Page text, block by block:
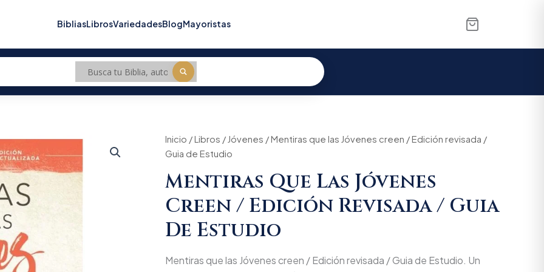
BibliasLibrosVariedadesBlogMayoristas
Inicio /Libros / Jóvenes / Mentiras que las Jóvenes creen / Edición revisada /
Guia de Estudio
Mentiras Que Las Jóvenes
Creen / Edición Revisada / Guia
De Estudio
Mentiras que las Jóvenes creen / Edición revisada / Guia de Estudio. Un
Original
was:
$55.900.
Current
is:
$53.105.
Mentiras
que
Jóvenes
creen
/
Edición
revisada
/
de